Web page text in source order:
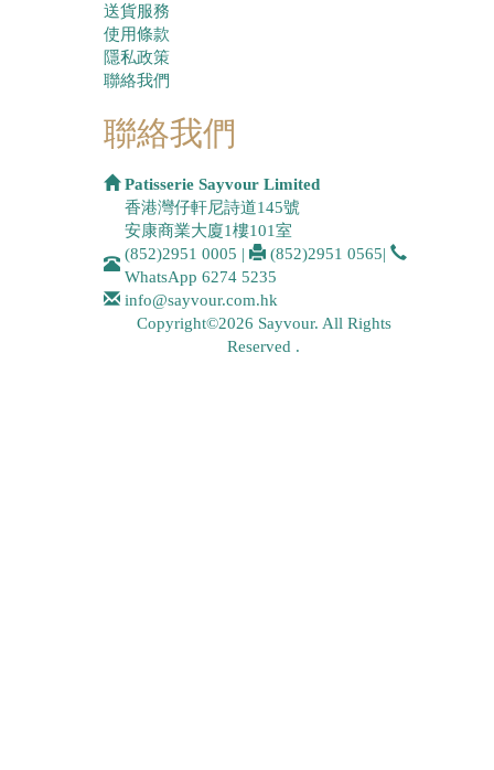
送貨服務
使用條款
隱私政策
聯絡我們
聯絡我們
Patisserie Sayvour Limited
香港灣仔軒尼詩道145號
安康商業大廈1樓101室
(852)2951 0005 | (852)2951 0565|
WhatsApp 6274 5235
info@sayvour.com.hk
Copyright©2026 Sayvour. All Rights
Reserved .